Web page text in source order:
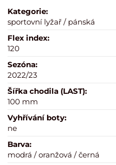
Kategorie:
sportovní lyžař / pánská
Flex index:
120
Sezóna:
2022/23
Šířka chodila (LAST):
100 mm
Vyhřívání boty:
ne
Barva:
modrá / oranžová / černá